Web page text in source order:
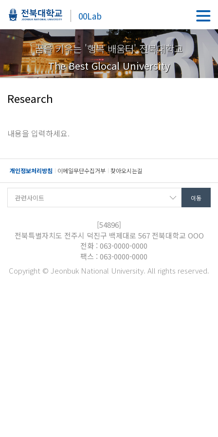
00Lab
꿈을 키우는 '행복 배움터' 전북대학교
The Best Glocal University
Research
내용을 입력하세요.
개인정보처리방침 이메일무단수집거부 찾아오시는길
[54896]
전북특별자치도 전주시 덕진구 백제대로 567 전북대학교 OOO
전화 : 063-0000-0000
팩스 : 063-0000-0000
Copyright © Jeonbuk National University. All rights reserved.